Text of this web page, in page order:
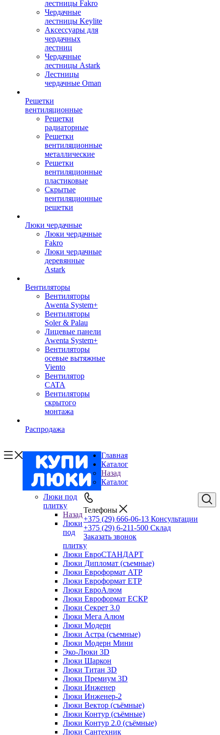
лестницы Fakro
Чердачные
лестницы Keylite
Аксессуары для
чердачных
лестниц
Чердачные
лестницы Astark
Лестницы
чердачные Oman
Решетки
вентиляционные
Решетки
радиаторные
Решетки
вентиляционные
металлические
Решетки
вентиляционные
пластиковые
Скрытые
вентиляционные
решетки
Люки чердачные
Люки чердачные
Fakro
Люки чердачные
деревянные
Astark
Вентиляторы
Вентиляторы
Awenta System+
Вентиляторы
Soler & Palau
Лицевые панели
Awenta System+
Вентиляторы
осевые вытяжные
Viento
Вентилятор
CATA
Вентиляторы
скрытого
монтажа
Распродажа
Телефоны
+375 (29) 666-06-13 Консультации
+375 (29) 6-211-500 Склад
Заказать звонок
Главная
Каталог
Назад
Каталог
Люки под
плитку
Назад
Люки
под
плитку
Люки ЕвроСТАНДАРТ
Люки Дипломат (съемные)
Люки Евроформат АТР
Люки Евроформат ЕТР
Люки ЕвроАлюм
Люки Евроформат ЕСКР
Люки Секрет 3.0
Люки Мега Алюм
Люки Модерн
Люки Астра (съемные)
Люки Модерн Мини
Эко-Люки 3D
Люки Шаркон
Люки Титан 3D
Люки Премиум 3D
Люки Инженер
Люки Инженер-2
Люки Вектор (съёмные)
Люки Контур (съёмные)
Люки Контур 2.0 (съёмные)
Люки Сантехник